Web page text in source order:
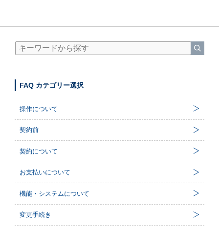
FAQ カテゴリー選択
操作について
契約前
契約について
お支払いについて
機能・システムについて
変更手続き